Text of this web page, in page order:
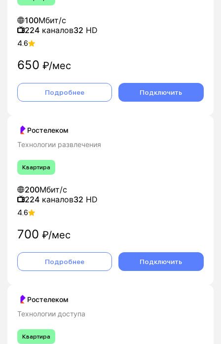
100Мбит/с
224 каналов32 HD
4.6
650 ₽/мес
Подробнее Подключить
Ростелеком
Технологии развлечения
Квартира
200Мбит/с
224 каналов32 HD
4.6
700 ₽/мес
Подробнее Подключить
Ростелеком
Технологии доступа
Квартира